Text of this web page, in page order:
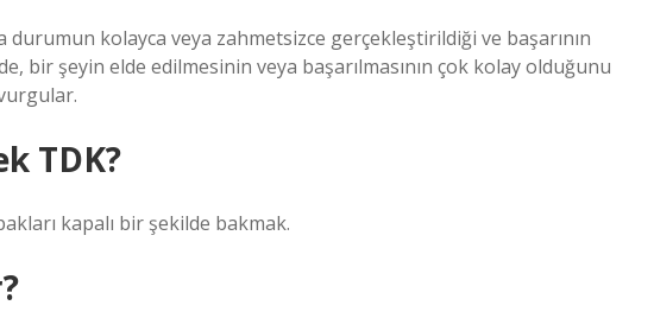
kolayca veya zahmetsizce gerçekleştirildiği ve başarının
bir şeyin elde edilmesinin veya başarılmasının çok kolay olduğunu
TDK?
kapalı bir şekilde bakmak.